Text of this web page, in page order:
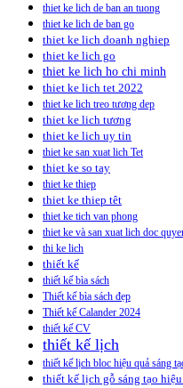
thiet ke lich de ban an tuong
thiet ke lich de ban go
thiet ke lich doanh nghiep
thiet ke lich go
thiet ke lich ho chi minh
thiet ke lich tet 2022
thiet ke lich treo tương dep
thiet ke lich tương
thiet ke lich uy tin
thiet ke san xuat lich Tet
thiet ke so tay
thiet ke thiep
thiet ke thiep têt
thiet ke tich van phong
thiet ke và san xuat lich doc
thi ke lich
thiết kế
thiết kế bìa sách
Thiết kế bìa sách đẹp
Thiết kế Calander 2024
thiết kế CV
thiết kế lịch
thiết kế lịch bloc hiệu quả sáng
thiết kế lịch gỗ sáng tạo